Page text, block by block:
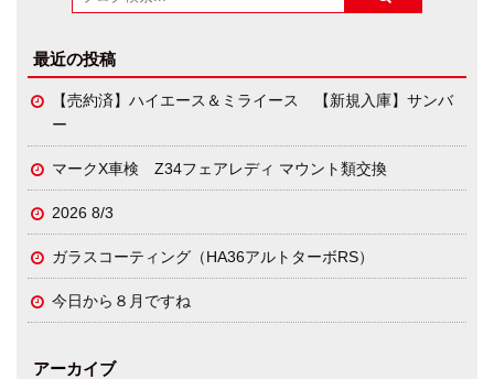
最近の投稿
【売約済】ハイエース＆ミライース 【新規入庫】サンバ
ー
マークX車検 Z34フェアレディ マウント類交換
2026 8/3
ガラスコーティング（HA36アルトターボRS）
今日から８月ですね
アーカイブ